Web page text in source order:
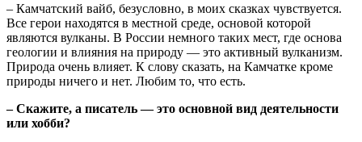
– Камчатский вайб, безусловно, в моих сказках чувствуется.
Все герои находятся в местной среде, основой которой
являются вулканы. В России немного таких мест, где основа
геологии и влияния на природу — это активный вулканизм.
Природа очень влияет. К слову сказать, на Камчатке кроме
природы ничего и нет. Любим то, что есть.
– Скажите, а писатель — это основной вид деятельности
или хобби?